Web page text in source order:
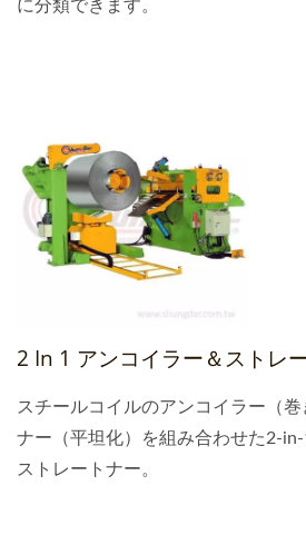
に分類できます。
2 In 1 アンコイラー＆ストレ
スチールコイルのアンコイラー（
ナー（平坦化）を組み合わせた2-
ストレートナー。